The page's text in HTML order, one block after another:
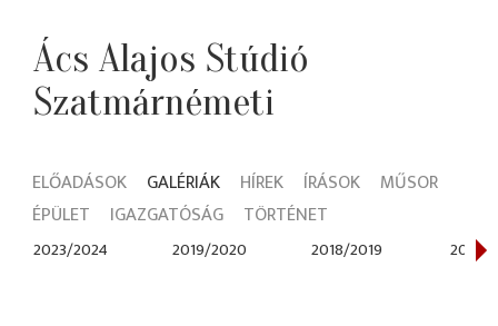
Ács Alajos Stúdió
Szatmárnémeti
ELŐADÁSOK GALÉRIÁK HÍREK ÍRÁSOK
MŰSOR
ÉPÜLET
IGAZGATÓSÁG TÖRTÉNET
2023/2024 2019/2020 2018/2019 2017/